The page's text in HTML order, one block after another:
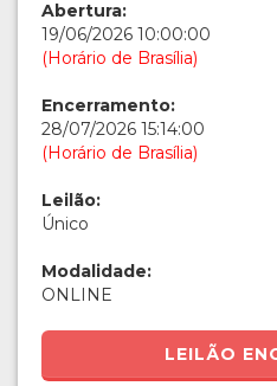
Abertura:
19/06/2026 10:00:00
(Horário de Brasília)
Encerramento:
28/07/2026 15:14:00
(Horário de Brasília)
Leilão:
Único
Modalidade:
ONLINE
LEILÃO